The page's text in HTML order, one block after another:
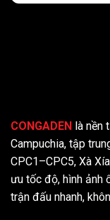
CONGADEN là nền
Campuchia, tập
CPC1–CPC5, Xà
ưu tốc độ, hình ảnh
trận đấu nhanh,